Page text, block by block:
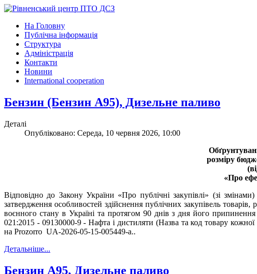
На Головну
Публічна інформація
Структура
Адміністрація
Контакти
Новини
International cooperation
Бензин (Бензин А95), Дизельне паливо
Деталі
Опубліковано: Середа, 10 червня 2026, 10:00
розміру
«Про
Відповідно до Закону України «Про публічні закупівлі» (зі
затвердження особливостей здійснення публічних закупівель
воєнного стану в Україні та протягом 90 днів з дня його
021:2015 - 09130000-9 - Нафта і дистиляти (Назва та код товару
на Prozorro UA-2026-05-15-005449-a..
Детальніше...
Бензин А95, Дизельне паливо